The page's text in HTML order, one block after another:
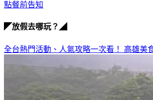
點餐前告知
◤放假去哪玩？◢
全台熱門活動、人氣攻略一次看！ 高雄美